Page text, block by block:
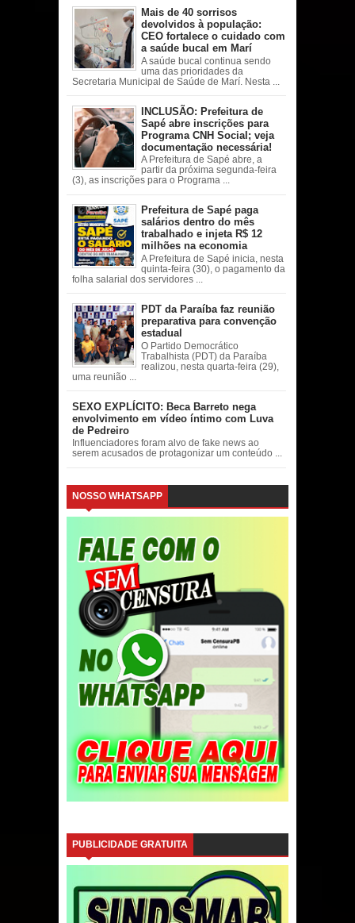
Mais de 40 sorrisos
devolvidos à população:
CEO fortalece o cuidado com
a saúde bucal em Marí
A saúde bucal continua sendo
uma das prioridades da
Secretaria Municipal de Saúde de Marí. Nesta ...
INCLUSÃO: Prefeitura de
Sapé abre inscrições para
Programa CNH Social; veja
documentação necessária!
A Prefeitura de Sapé abre, a
partir da próxima segunda-feira
(3), as inscrições para o Programa ...
Prefeitura de Sapé paga
salários dentro do mês
trabalhado e injeta R$ 12
milhões na economia
A Prefeitura de Sapé inicia, nesta
quinta-feira (30), o pagamento da
folha salarial dos servidores ...
PDT da Paraíba faz reunião
preparativa para convenção
estadual
O Partido Democrático
Trabalhista (PDT) da Paraíba
realizou, nesta quarta-feira (29),
uma reunião ...
SEXO EXPLÍCITO: Beca Barreto nega
envolvimento em vídeo íntimo com Luva
de Pedreiro
Influenciadores foram alvo de fake news ao
serem acusados de protagonizar um conteúdo ...
NOSSO WHATSAPP
PUBLICIDADE GRATUITA